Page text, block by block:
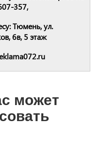
357,
Тюмень, ул.
6в, 5 этаж
может